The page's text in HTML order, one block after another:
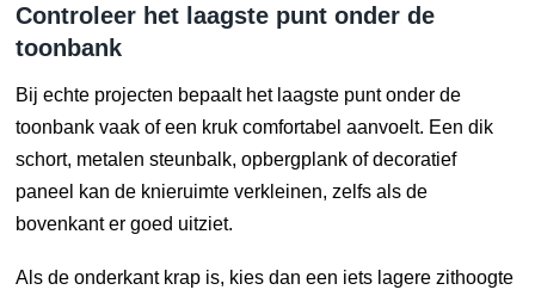
Controleer het laagste punt onder de
toonbank
Bij echte projecten bepaalt het laagste punt onder de
toonbank vaak of een kruk comfortabel aanvoelt. Een dik
schort, metalen steunbalk, opbergplank of decoratief
paneel kan de knieruimte verkleinen, zelfs als de
bovenkant er goed uitziet.
Als de onderkant krap is, kies dan een iets lagere zithoogte